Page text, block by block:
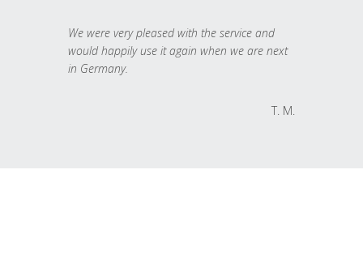
We were very pleased with the service and
would happily use it again when we are next
in Germany.
T. M.